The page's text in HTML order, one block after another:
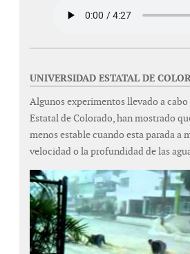
UNIVERSIDAD ESTATAL DE
Algunos experimentos llevado a
Estatal de Colorado, han mostrado
menos estable cuando esta parada a
velocidad o la profundidad de las